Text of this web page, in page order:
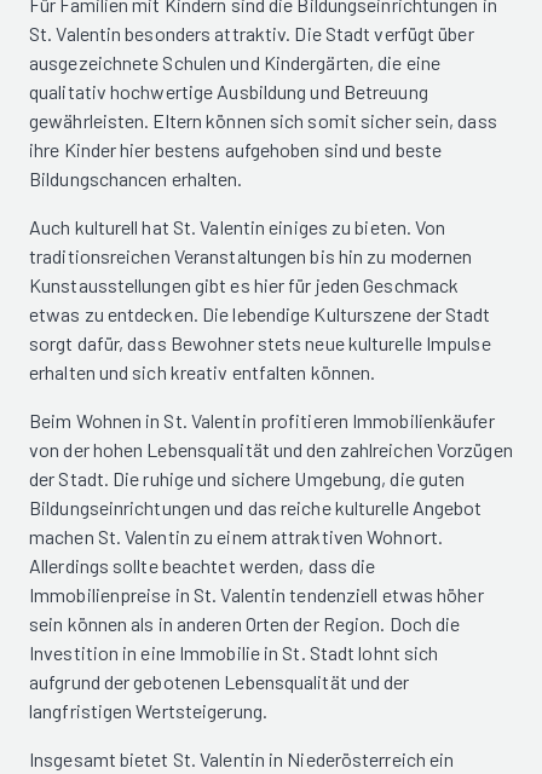
St. Valentin besonders attraktiv. Die Stadt verfügt über
ausgezeichnete Schulen und Kindergärten, die eine
qualitativ hochwertige Ausbildung und Betreuung
gewährleisten. Eltern können sich somit sicher sein, dass
ihre Kinder hier bestens aufgehoben sind und beste
Bildungschancen erhalten.
Auch kulturell hat St. Valentin einiges zu bieten. Von
traditionsreichen Veranstaltungen bis hin zu modernen
Kunstausstellungen gibt es hier für jeden Geschmack
etwas zu entdecken. Die lebendige Kulturszene der Stadt
sorgt dafür, dass Bewohner stets neue kulturelle Impulse
erhalten und sich kreativ entfalten können.
Beim Wohnen in St. Valentin profitieren Immobilienkäufer
von der hohen Lebensqualität und den zahlreichen Vorzügen
der Stadt. Die ruhige und sichere Umgebung, die guten
Bildungseinrichtungen und das reiche kulturelle Angebot
machen St. Valentin zu einem attraktiven Wohnort.
Allerdings sollte beachtet werden, dass die
Immobilienpreise in St. Valentin tendenziell etwas höher
sein können als in anderen Orten der Region. Doch die
Investition in eine Immobilie in St. Stadt lohnt sich
aufgrund der gebotenen Lebensqualität und der
langfristigen Wertsteigerung.
Insgesamt bietet St. Valentin in Niederösterreich ein